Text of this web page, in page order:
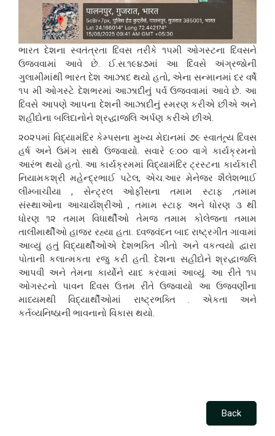
ભારત દેશના સ્વતંત્રતા દિવસ તરીકે ૧૫મી ઓગસ્ટના દિવસને
ઉજવવામાં આવે છે. ઈ.સ.૧૯૪૭માં આ દિવસે અંગ્રજોની
ગુલામીમાંથી ભારત દેશ આઝાદ થયો હતો, એના સન્માનમાં દર વર્ષે
૧૫ મી ઓગસ્ટે દેશભરમાં આઝાદીનું પર્વ ઉજવવામાં આવે છે. આ
દિવસે આપણે આપના દેશની આઝાદીનું સ્મરણ કરીએ છીએ અને
શહીદોના બલિદાનોને શ્રદ્ધાજલિ અર્પણ કરીએ છીએ.
૨૦૨૫માં વિદ્યામંદિર કેમ્પસના મુખ્ય મેદાનમાં ૭૯ સ્વાતંત્ર્ય દિવસ
હર્ષ અને ઉમંગ સાથે ઉજવાયો. સવારે ૯:૦૦ વાગે કાર્યક્રમનો
આરંભ થયો હતો. આ કાર્યક્રમમાં વિદ્યામંદિર ટ્રસ્ટના કાર્યકારી
નિયામકશ્રી મહેન્દ્રભાઈ પટેલ, એચ.આર મેનેજર શૈલેશભાઈ
લીમ્બાચીયા , સેન્ટ્રલ ઓફીસના તમામ સ્ટાફ ,તમામ
સંસ્થાઓના આચાર્યશ્રીઓ , તમામ સ્ટાફ અને ધોરણ ૩ થી
ધોરણ ૧૨ તમામ વિધાર્થીઓ તેમજ તમામ કોલેજના તમામ
તાલીમાર્થીઓ હાજર રહ્યા હતા. ધ્વજવંદન બાદ રાષ્ટ્રગીત ગાવામાં
આવ્યું હતું વિદ્યાર્થીઓએ દેશભક્તિ ગીતો અને વકત્વયો દ્વારા
પોતાની કલાત્મકતા રજુ કરી હતી. દેશના સહીદોને શ્રદ્ધાજલિ
આપવી અને તેમના કાર્યોને યાદ કરવામાં આવ્યું. આ રીતે ૧૫
ઓગસ્ટનો પાવન દિવસ ઉત્તમ રીતે ઉજવાયો આ ઉજવણીના
માધ્યમથી વિદ્યાર્થીઓમાં રાષ્ટ્રભક્તિ . એકતા અને
કર્તવ્યનિષ્ઠાની ભાવનાનો વિકાસ થયો.